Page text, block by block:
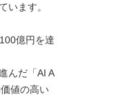
います。
億円を達
んだ「AI A
値の高い